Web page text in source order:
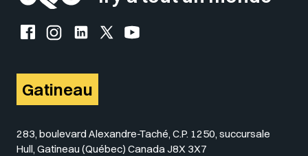
Facebook de l'UQO
Instagram de l'UQO
LinkedIn de l'UQO
X (Twitter) de l'UQO
YouTube de l'UQO
Gatineau
283, boulevard Alexandre-Taché, C.P. 1250, succursale
Hull, Gatineau (Québec) Canada J8X 3X7